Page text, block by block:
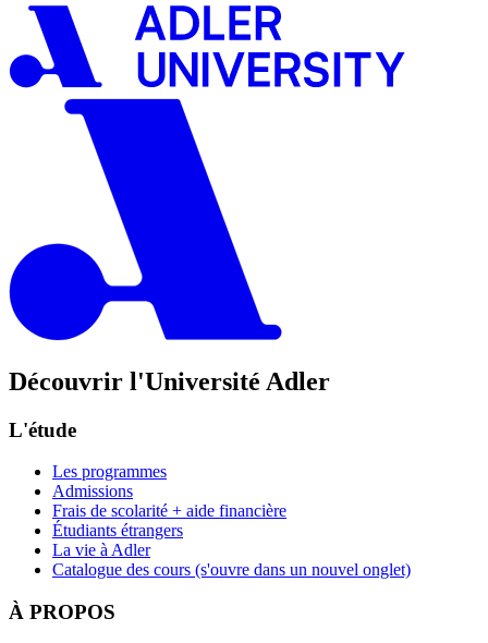
Découvrir l'Université Adler
L'étude
Les programmes
Admissions
Frais de scolarité + aide financière
Étudiants étrangers
La vie à Adler
Catalogue des cours (s'ouvre dans un nouvel onglet)
À PROPOS